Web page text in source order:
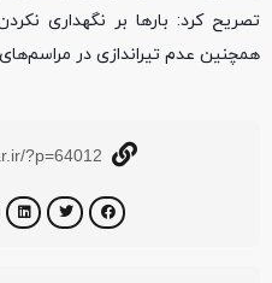
تصریح کرد: بار‌ها بر نگهداری
همچنین عدم تیراندازی در
?p=64012